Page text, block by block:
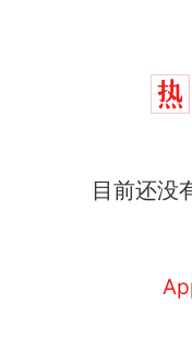
目前还没
人
新